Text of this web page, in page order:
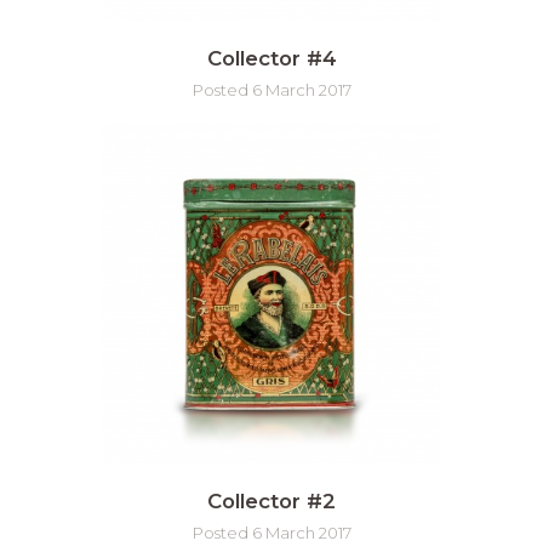
Collector #4
Posted 6 March 2017
Collector #2
Posted 6 March 2017